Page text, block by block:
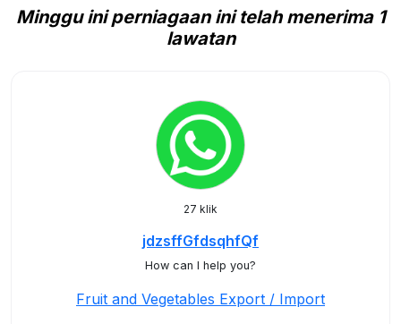
Minggu ini perniagaan ini telah menerima 1
lawatan
27 klik
jdzsffGfdsqhfQf
How can I help you?
Fruit and Vegetables Export / Import